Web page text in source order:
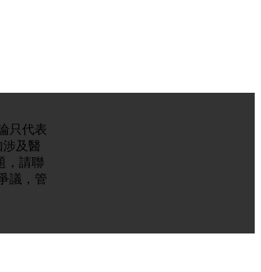
只代表
及醫
，請聯
議，管